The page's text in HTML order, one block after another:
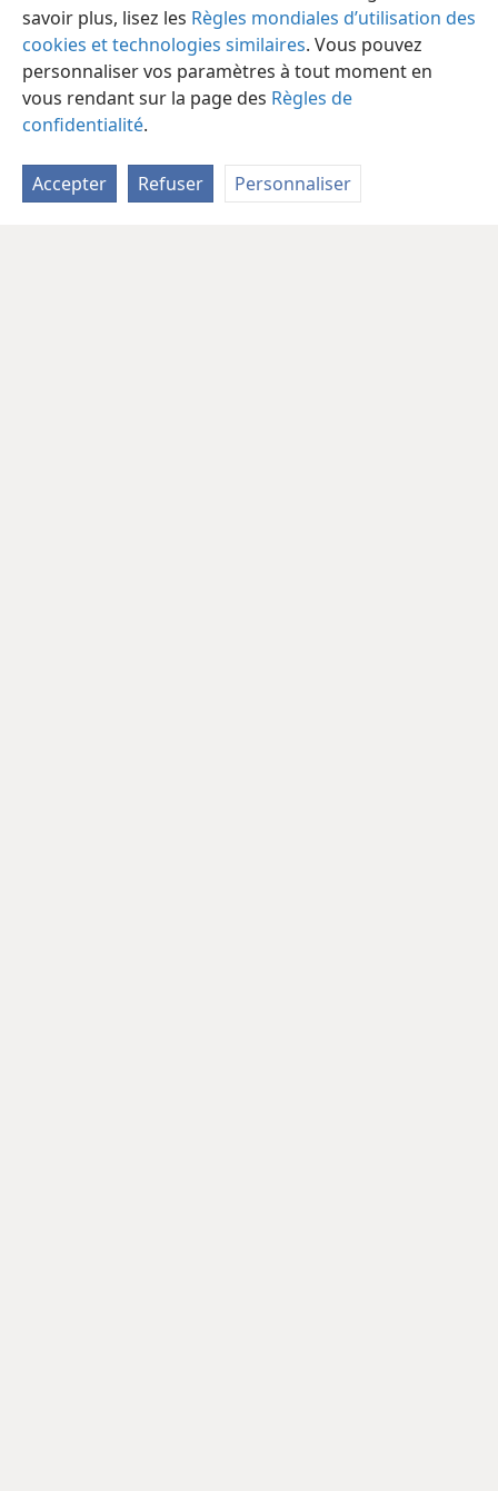
savoir plus, lisez les Règles mondiales d’utilisation des
cookies et technologies similaires. Vous pouvez
personnaliser vos paramètres à tout moment en
vous rendant sur la page des Règles de
confidentialité.
Accepter Refuser Personnaliser